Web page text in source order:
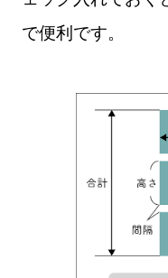
で便利です。